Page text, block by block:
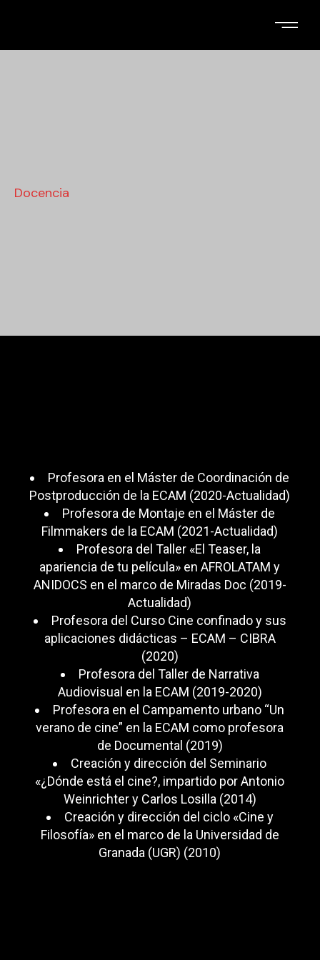
Docencia
Profesora en el Máster de Coordinación de
Postproducción de la ECAM (2020-Actualidad)
Profesora de Montaje en el Máster de
Filmmakers de la ECAM (2021-Actualidad)
Profesora del Taller «El Teaser, la
apariencia de tu película» en AFROLATAM y
ANIDOCS en el marco de Miradas Doc (2019-
Actualidad)
Profesora del Curso Cine confinado y sus
aplicaciones didácticas – ECAM – CIBRA
(2020)
Profesora del Taller de Narrativa
Audiovisual en la ECAM (2019-2020)
Profesora en el Campamento urbano “Un
verano de cine” en la ECAM como profesora
de Documental (2019)
Creación y dirección del Seminario
«¿Dónde está el cine?, impartido por Antonio
Weinrichter y Carlos Losilla (2014)
Creación y dirección del ciclo «Cine y
Filosofía» en el marco de la Universidad de
Granada (UGR) (2010)